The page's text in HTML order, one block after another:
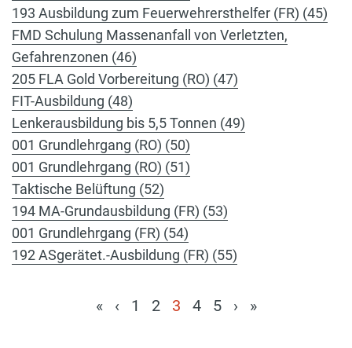
193 Ausbildung zum Feuerwehrersthelfer (FR) (45)
FMD Schulung Massenanfall von Verletzten,
Gefahrenzonen (46)
205 FLA Gold Vorbereitung (RO) (47)
FIT-Ausbildung (48)
Lenkerausbildung bis 5,5 Tonnen (49)
001 Grundlehrgang (RO) (50)
001 Grundlehrgang (RO) (51)
Taktische Belüftung (52)
194 MA-Grundausbildung (FR) (53)
001 Grundlehrgang (FR) (54)
192 ASgerätet.-Ausbildung (FR) (55)
« ‹ 1 2 3 4 5 › »